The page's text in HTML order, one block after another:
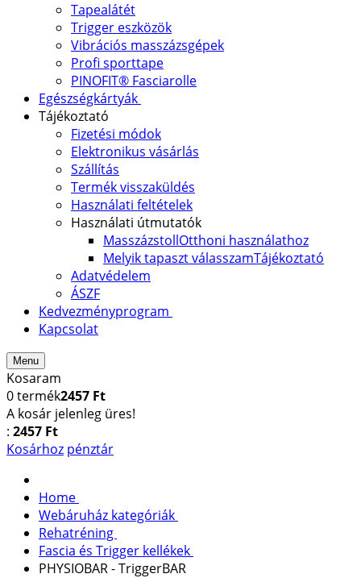
Tapealátét
Trigger eszközök
Vibrációs masszázsgépek
Profi sporttape
PINOFIT® Fasciarolle
Egészségkártyák
Tájékoztató
Fizetési módok
Elektronikus vásárlás
Szállítás
Termék visszaküldés
Használati feltételek
Használati útmutatók
MasszázstollOtthoni használathoz
Melyik tapaszt válasszamTájékoztató
Adatvédelem
ÁSZF
Kedvezményprogram
Kapcsolat
Menu
Kosaram
0termék2457 Ft
A kosár jelenleg üres!
: 2457 Ft
Kosárhoz pénztár
Home
Webáruház kategóriák
Rehatréning
Fascia és Trigger kellékek
PHYSIOBAR - TriggerBAR